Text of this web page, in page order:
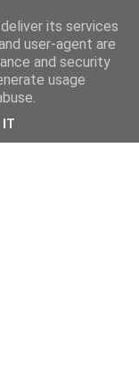
its services
user-agent are
and security
usage
IT